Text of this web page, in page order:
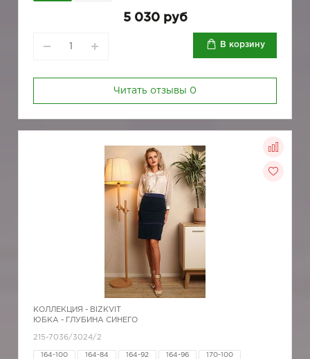
5 030 руб
В корзину
Читать отзывы 0
КОЛЛЕКЦИЯ - BIZKVIT
ЮБКА - ГЛУБИНА СИНЕГО
215-7036/3024/2
164-100 164-84 164-92 164-96 170-100